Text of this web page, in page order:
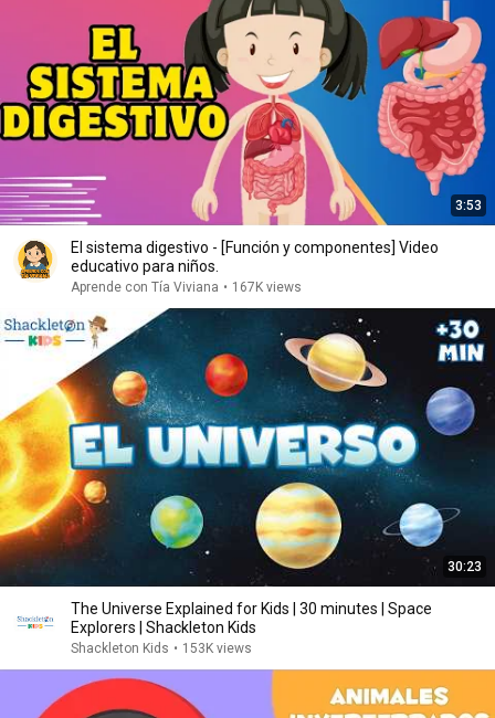
3:53
El sistema digestivo - [Función y componentes] Video
educativo para niños.
Aprende con Tía Viviana • 167K views
30:23
The Universe Explained for Kids | 30 minutes | Space
Explorers | Shackleton Kids
Shackleton Kids • 153K views